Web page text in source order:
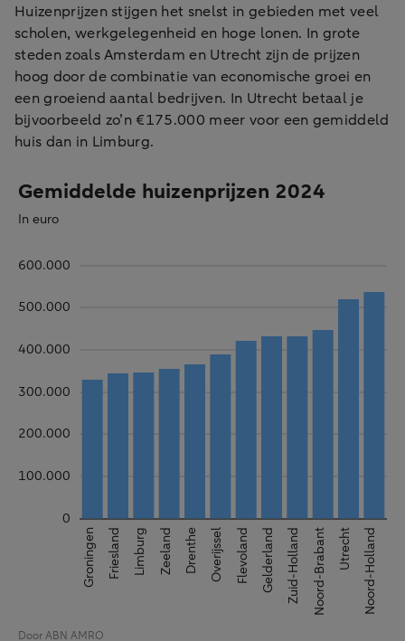
Huizenprijzen stijgen het snelst in gebieden met veel
scholen, werkgelegenheid en hoge lonen. In grote
steden zoals Amsterdam en Utrecht zijn de prijzen
hoog door de combinatie van economische groei en
een groeiend aantal bedrijven. In Utrecht betaal je
bijvoorbeeld zo’n €175.000 meer voor een gemiddeld
huis dan in Limburg.